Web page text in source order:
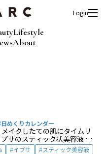
Lifestyle
About
Login
めくりカレンダー
メイクしたての肌にタイムリ
サのスティック状美容液 by
イプサ
スティック美容液